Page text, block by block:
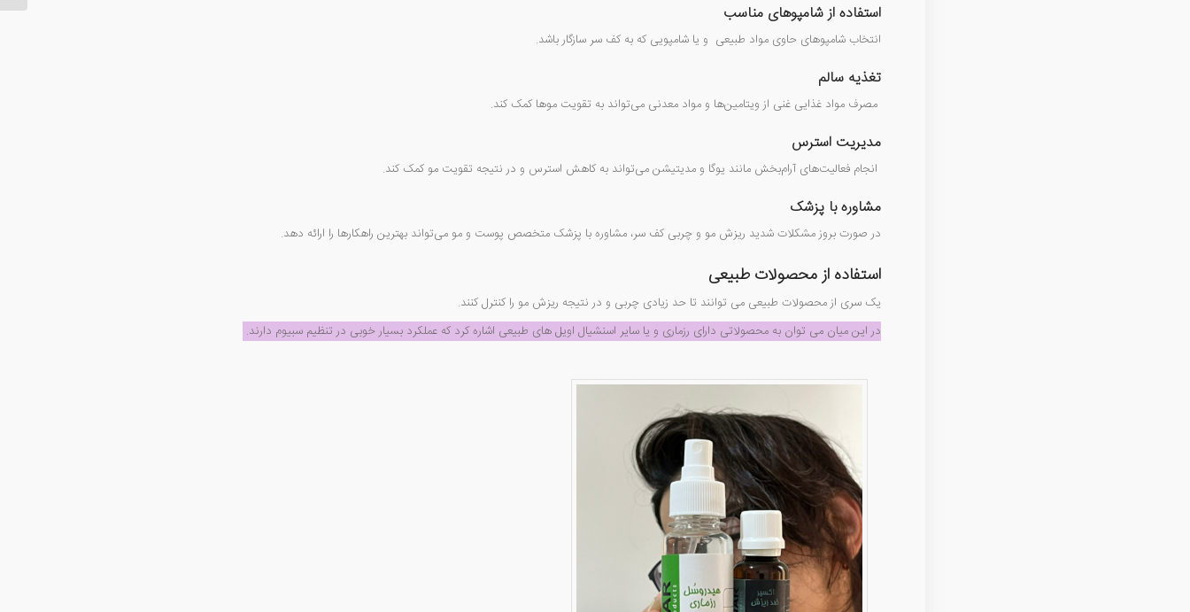
استفاده از شامپوهای مناسب
انتخاب شامپوهای حاوی مواد طبیعی و یا شامپویی که به کف سر سازگار باشد.
تغذیه سالم
مصرف مواد غذایی غنی از ویتامین‌ها و مواد معدنی می‌تواند به تقویت موها کمک کند.
مدیریت استرس
انجام فعالیت‌های آرام‌بخش مانند یوگا و مدیتیشن می‌تواند به کاهش استرس و در نتیجه تقویت مو کمک کند.
مشاوره با پزشک
در صورت بروز مشکلات شدید ریزش مو و چربی کف سر، مشاوره با پزشک متخصص پوست و مو می‌تواند بهترین راهکارها را ارائه دهد.
استفاده از محصولات طبیعی
یک سری از محصولات طبیعی می توانند تا حد زیادی چربی و در نتیجه ریزش مو را کنترل کنند.
در این میان می توان به محصولاتی دارای رزماری و یا سایر اسنشیال اویل های طبیعی اشاره کرد که عملکرد بسیار خوبی در تنظیم سبیوم دارند.